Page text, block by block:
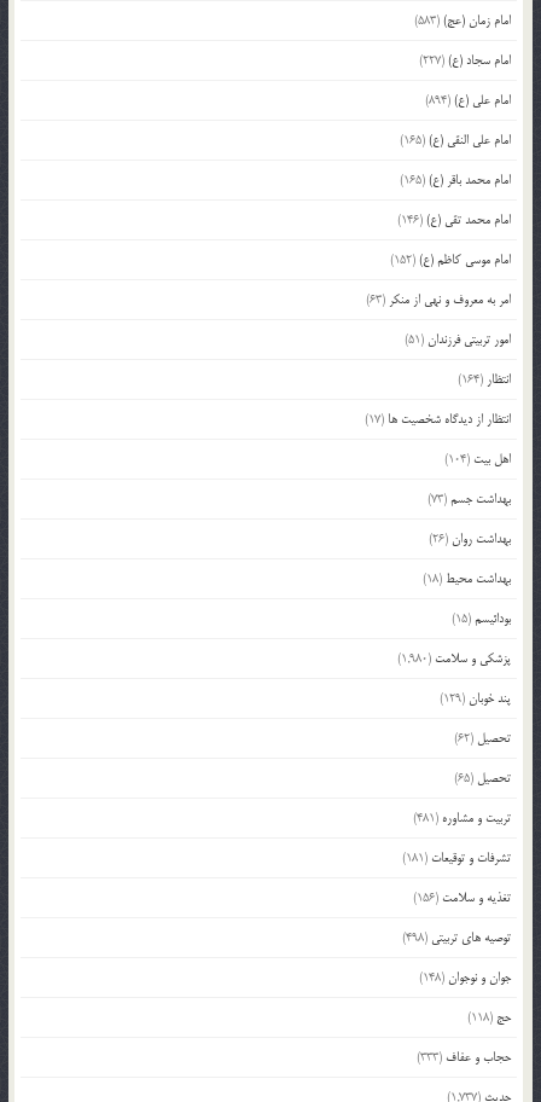
امام زمان (عج)(583)
امام سجاد (ع)(227)
امام علی (ع)(894)
امام علی النقی (ع)(165)
امام محمد باقر (ع)(165)
امام محمد تقی (ع)(146)
امام موسی کاظم (ع)(152)
امر به معروف و نهی از منکر (63)
امور تربیتی فرزندان(51)
انتظار (164)
انتظار از دیدگاه شخصیت ها (17)
اهل بیت (104)
بهداشت جسم(73)
بهداشت روان(26)
بهداشت محیط (18)
بودائیسم(15)
پزشکی و سلامت (1,980)
پند خوبان(129)
تحصیل (62)
تحصیل (65)
تربیت و مشاوره (481)
تشرفات و توقیعات (181)
تغذیه و سلامت (156)
توصیه های تربیتی (498)
جوان و نوجوان(148)
حج (118)
حجاب و عفاف (333)
حدیث (1,737)